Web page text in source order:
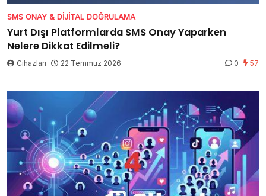
SMS ONAY & DIJITAL DOĞRULAMA
Yurt Dışı Platformlarda SMS Onay Yaparken
Nelere Dikkat Edilmeli?
Cihazları 22 Temmuz 2026 0 57